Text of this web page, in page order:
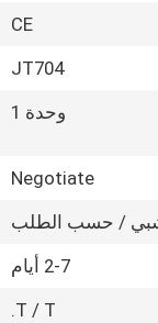
CE
JT704
وحدة 1
Negotiate
/ حسب الطلب
2-7 أيام
T / T.